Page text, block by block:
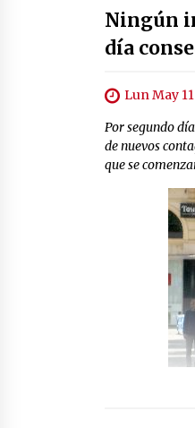
Ningún
día
Lun May
Por segundo
de nuevos
que se